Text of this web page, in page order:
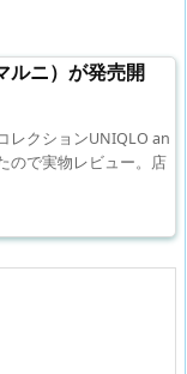
ルニ）が発売開
レクションUNIQLO an
ので実物レビュー。店